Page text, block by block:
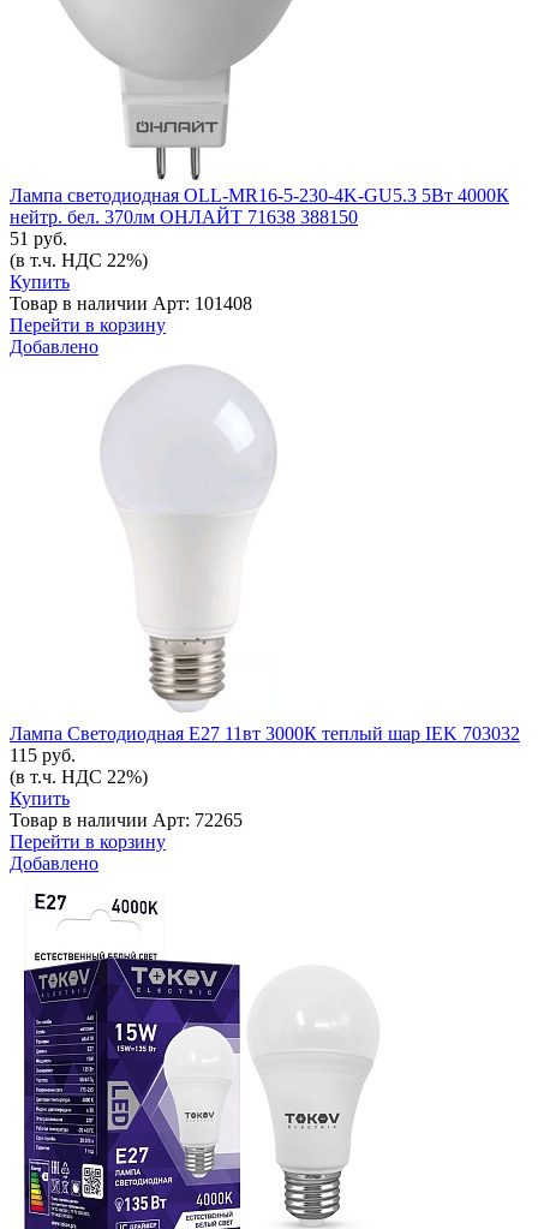
Лампа светодиодная OLL-MR16-5-230-4K-GU5.3 5Вт 4000К
нейтр. бел. 370лм ОНЛАЙТ 71638 388150
51 руб.
(в т.ч. НДС 22%)
Купить
Товар в наличии Арт: 101408
Перейти в корзину
Добавлено
Лампа Светодиодная Е27 11вт 3000К теплый шар IEK 703032
115 руб.
(в т.ч. НДС 22%)
Купить
Товар в наличии Арт: 72265
Перейти в корзину
Добавлено